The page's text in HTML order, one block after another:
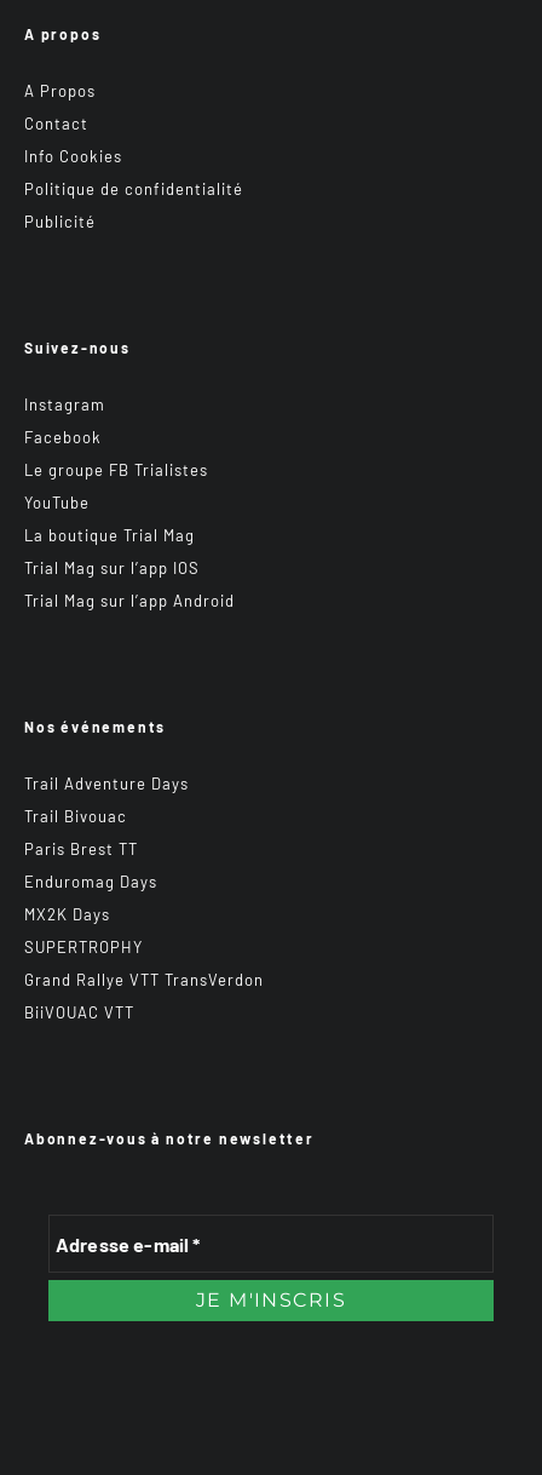
A propos
A Propos
Contact
Info Cookies
Politique de confidentialité
Publicité
Suivez-nous
Instagram
Facebook
Le groupe FB Trialistes
YouTube
La boutique Trial Mag
Trial Mag sur l’app IOS
Trial Mag sur l’app Android
Nos événements
Trail Adventure Days
Trail Bivouac
Paris Brest TT
Enduromag Days
MX2K Days
SUPERTROPHY
Grand Rallye VTT TransVerdon
BiiVOUAC VTT
Abonnez-vous à notre newsletter